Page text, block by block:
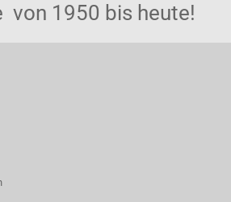
von 1950 bis heute!